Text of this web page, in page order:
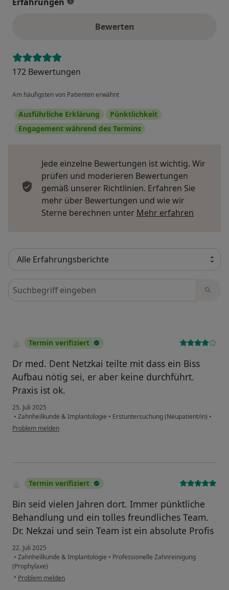
Erfahrungen
Bewerten
172 Bewertungen
Am häufigsten von Patienten erwähnt
Ausführliche Erklärung
Pünktlichkeit
Engagement während des Termins
Jede einzelne Bewertungen ist wichtig. Wir
prüfen und moderieren Bewertungen
gemäß unserer Richtlinien. Erfahren Sie
mehr über Bewertungen und wie wir
Sterne berechnen unter Mehr erfahren
Bewertungen durchsuchen
Termin verifiziert
Dr med. Dent Netzkai teilte mit dass ein Biss
Aufbau nötig sei, er aber keine durchführt.
Praxis ist ok.
25. Juli 2025
• Zahnheilkunde & Implantologie • Erstuntersuchung (Neupatient/in) •
Problem melden
Termin verifiziert
Bin seid vielen Jahren dort. Immer pünktliche
Behandlung und ein tolles freundliches Team.
Dr. Nekzai und sein Team ist ein absolute Profis
22. Juli 2025
• Zahnheilkunde & Implantologie • Professionelle Zahnreinigung
(Prophylaxe)
• Problem melden